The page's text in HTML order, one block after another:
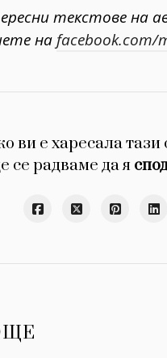
текстове на
наfacebook.com/
ви е харесала тази
се радваме да я